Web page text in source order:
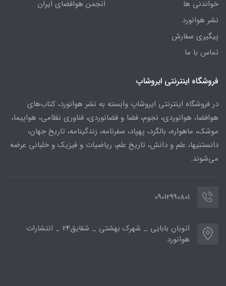
خواندنی ها
نشر هوانورد
پیگیری سفارش
تماس با ما
انجمن هوافضای ایران
فروشگاه اینترنتی ایروشاپ
در فروشگاه اینترنتی ایروشاپ وابسته به نشر هوانورد، کتاب‌های
هوافضا، هوانوردی، نجوم، فضا و فضانوردی، فناوری نظامی، هواپیما،
موشک، ماهواره، بالگرد، پهپاد، سفرنامه، زندگینامه، تاریخ جهان،
دانستنیها، علم و دانش، تاریخ علم، ریاضیات و فیزیک و خلبانی عرضه
می‌شوند.
09012990801
اتوبان بابایی _ شهرک بهشتی _ شقایق24 _ انتشارات
هوانورد